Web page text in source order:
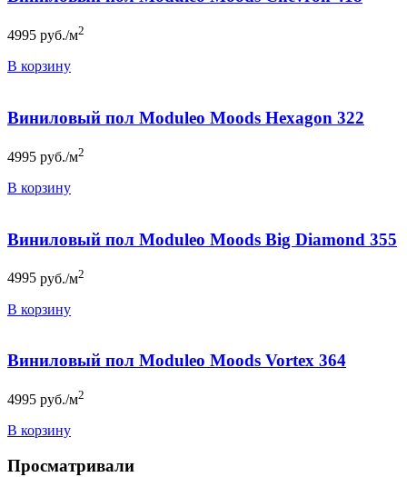
4995 руб./м2
В корзину
Виниловый пол Moduleo Moods Hexagon 322
4995 руб./м2
В корзину
Виниловый пол Moduleo Moods Big Diamond 355
4995 руб./м2
В корзину
Виниловый пол Moduleo Moods Vortex 364
4995 руб./м2
В корзину
Просматривали